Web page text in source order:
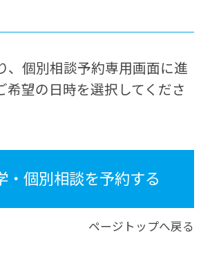
、個別相談予約専用画面に進
希望の日時を選択してくださ
・個別相談を予約する
ページトップへ戻る